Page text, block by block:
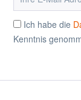
Ich habe die
Kenntnis